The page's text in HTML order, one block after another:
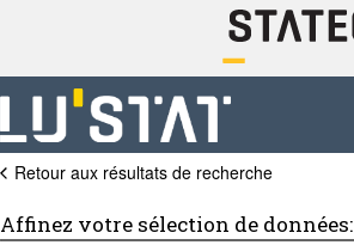
Retour aux résultats de recherche
Affinez votre sélection de données: